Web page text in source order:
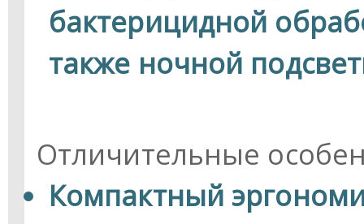
бактерицидной
также ночной
Отличительные
Компактный